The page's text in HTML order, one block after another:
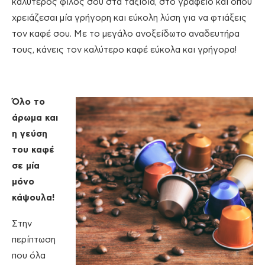
καλύτερος φίλος σου στα ταξίδια, στο γραφείο και όπου
χρειάζεσαι μία γρήγορη και εύκολη λύση για να φτιάξεις
τον καφέ σου. Με το μεγάλο ανοξείδωτο αναδευτήρα
τους, κάνεις τον καλύτερο καφέ εύκολα και γρήγορα!
Όλο το
άρωμα και
η γεύση
του καφέ
σε μία
μόνο
κάψουλα!
Στην
περίπτωση
που όλα